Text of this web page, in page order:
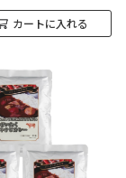
カートに入れる